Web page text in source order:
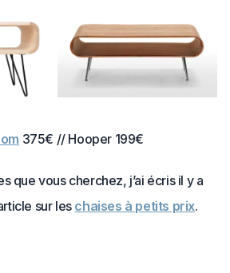
375€ // Hooper 199€
que vous cherchez, j’ai écris il y a
sur les chaises à petits prix.